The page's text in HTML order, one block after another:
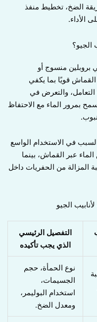
الضخ، تخطيط منفذ
الأداء.
الجيو؟
بروبلين منسوج أو
قويًا بما يكفي
التعامل، والتعرض في
بمرور الماء مع الاحتفاظ
في الاستخدام الواسع
الماء عبر القماش، بينما
المزالة من الحفريات داخل
الجيو
التفصيل الرئيسي
الذي يجب تأكيده
نوع الحمأة، حجم
الجسيمات،
استخدام البوليمر،
ومعدل الضخ.